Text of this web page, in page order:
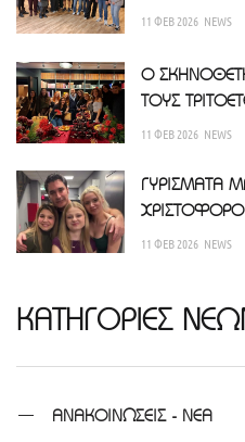
11 ΦΕΒ 2026 NEWS
Ο
ΤΟΥΣ
11 ΦΕΒ 2026 NEWS
ΓΥΡΙΣΜΑΤΑ
11 ΦΕΒ 2026 NEWS
ΚΑΤΗΓΟΡΙΕΣ
ΑΝΑΚΟΙΝΩΣΕΙΣ - ΝΕΑ